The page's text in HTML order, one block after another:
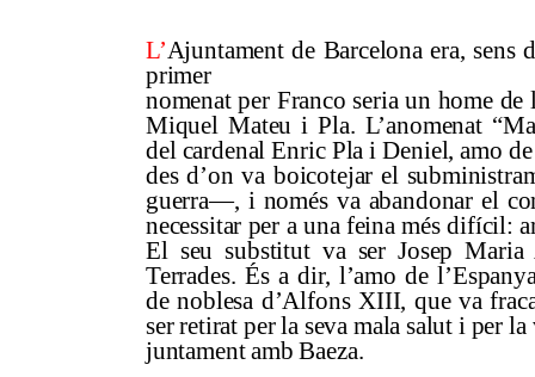
L’Ajuntament de Barcelona era, sens
primer
nomenat per Franco seria un home de
Miquel Mateu i Pla. L’anomenat
del cardenal Enric Pla i Deniel, amo
des d’on va boicotejar el
guerra—, i només va abandonar el
necessitar per a una feina més difícil:
El seu substitut va ser Josep
Terrades. És a dir, l’amo de
de noblesa d’Alfons XIII, que va
ser retirat per la seva mala salut i per
juntament amb Baeza.